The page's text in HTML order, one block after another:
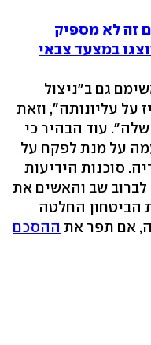
זה לא מספיק
גם ב"ניצול
על עליונותה", וזאת
עוד הבהיר כי
על מנת לפקח על
סוכנות הידיעות
לברוב שב והאשים את
הביטחון החלטה
אם תפר את ההסכם